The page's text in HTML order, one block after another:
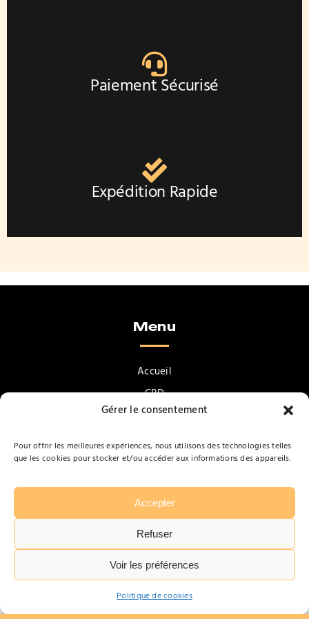
Gérer le consentement
Pour offrir les meilleures expériences, nous utilisons des technologies telles
que les cookies pour stocker et/ou accéder aux informations des appareils.
Accepter
Refuser
Voir les préférences
Politique de cookies
Paiement Sécurisé
Expédition Rapide
Menu
Accueil
CBD
Accessoires pour fumeurs
Confiseries & Gourmandises
Contact
Mentions légales